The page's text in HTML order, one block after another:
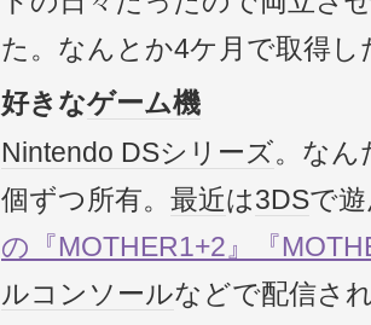
た。なんとか4ケ月で取得し
好きなゲーム機
Nintendo DSシリーズ。なん
個ずつ所有。 最近は3DSで
の『MOTHER1+2』
『
ルコンソールなどで配信さ